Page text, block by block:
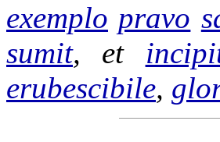
exemplo pravo
sumit, et
erubescibile,